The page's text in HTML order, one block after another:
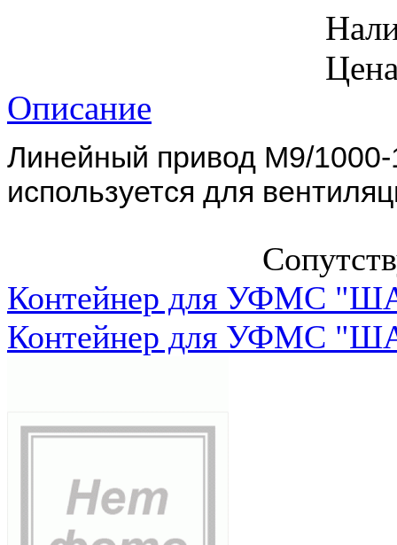
Описание
Линейный привод M9/
используется для
Контейнер для УФМС
Контейнер для УФМС